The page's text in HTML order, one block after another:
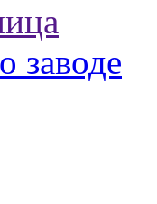
заводе